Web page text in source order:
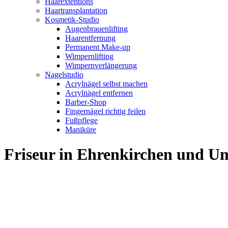
Haartransplantation
Kosmetik-Studio
Augenbrauenlifting
Haarentfernung
Permanent Make-up
Wimpernlifting
Wimpernverlängerung
Nagelstudio
Acrylnägel selbst machen
Acrylnägel entfernen
Barber-Shop
Fingernägel richtig feilen
Fußpflege
Maniküre
Friseur in Ehrenkirchen und